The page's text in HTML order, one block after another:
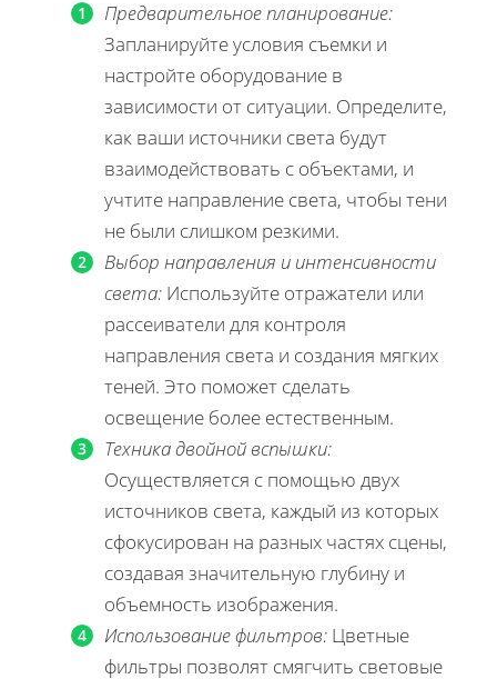
Предварительное планирование:
Запланируйте условия съемки и
настройте оборудование в
зависимости от ситуации. Определите,
как ваши источники света будут
взаимодействовать с объектами, и
учтите направление света, чтобы тени
не были слишком резкими.
Выбор направления и интенсивности
света: Используйте отражатели или
рассеиватели для контроля
направления света и создания мягких
теней. Это поможет сделать
освещение более естественным.
Техника двойной вспышки:
Осуществляется с помощью двух
источников света, каждый из которых
сфокусирован на разных частях сцены,
создавая значительную глубину и
объемность изображения.
Использование фильтров: Цветные
фильтры позволят смягчить световые